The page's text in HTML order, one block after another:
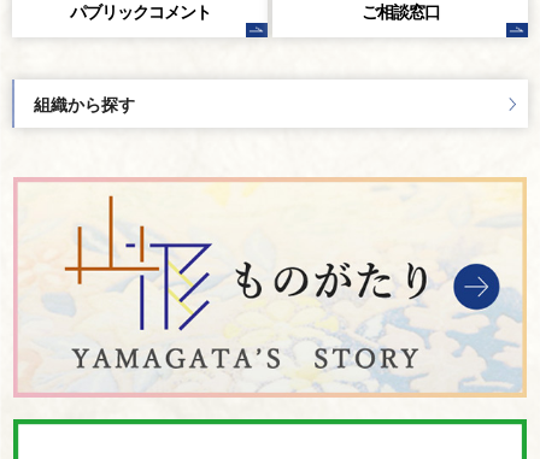
パブリックコメント ご相談窓口
組織から探す